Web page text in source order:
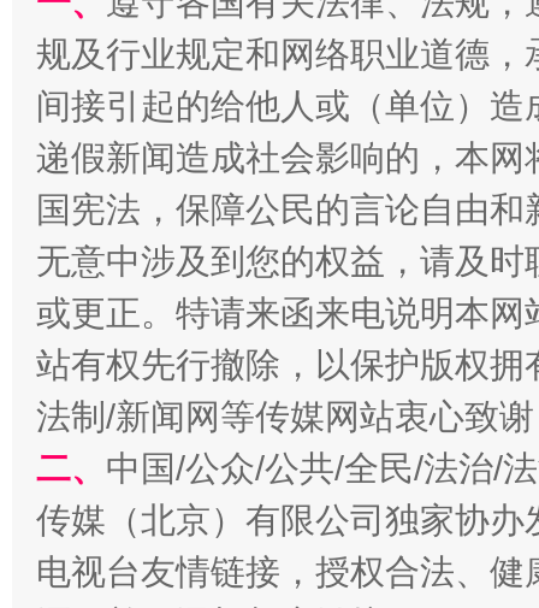
在谋一域中谋全局
习近平的博鳌关键词
魏明
规及行业规定和网络职业道德
间接引起的给他人或（单位）
递假新闻造成社会影响的，本
国宪法，保障公民的言论自由
无意中涉及到您的权益，请及
或更正。特请来函来电说明本
站有权先行撤除，以保护版权
法制/新闻网等传媒网站衷心致
二、 中国/公众/公共/全民/法治/
传媒（北京）有限公司独家协
电视台友情链接，授权合法、